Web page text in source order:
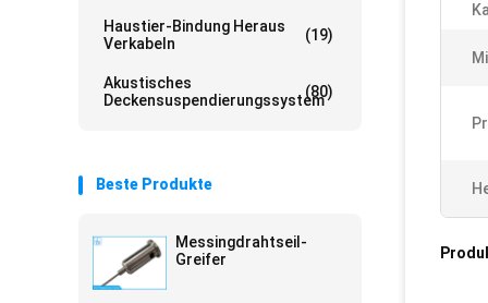
Haustier-Bindung Heraus
Verkabeln
(19)
Akustisches
Deckensuspendierungssystem
(80)
Beste Produkte
Messingdrahtseil-
Greifer